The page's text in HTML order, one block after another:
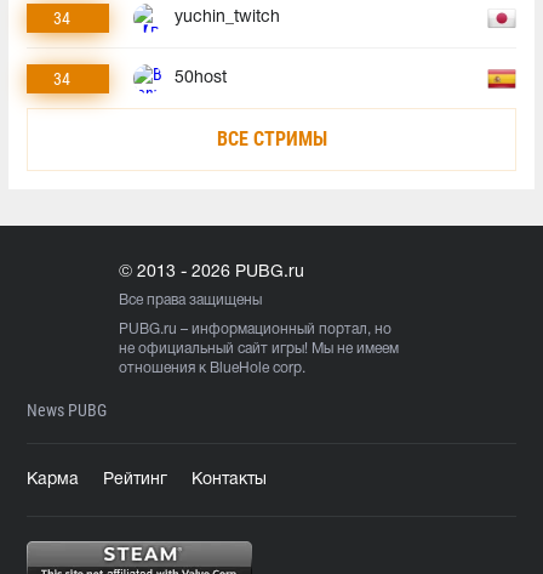
34 yuchin_twitch
34 50host
ВСЕ СТРИМЫ
© 2013 - 2026 PUBG.ru
Все права защищены
PUBG.ru – информационный портал, но
не официальный сайт игры! Мы не имеем
отношения к BlueHole corp.
News PUBG
Карма Рейтинг Контакты